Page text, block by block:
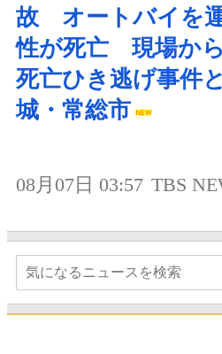
故 オートバイを
性が死亡 現場か
死亡ひき逃げ事件
城・常総市
08月07日 03:57 TBS